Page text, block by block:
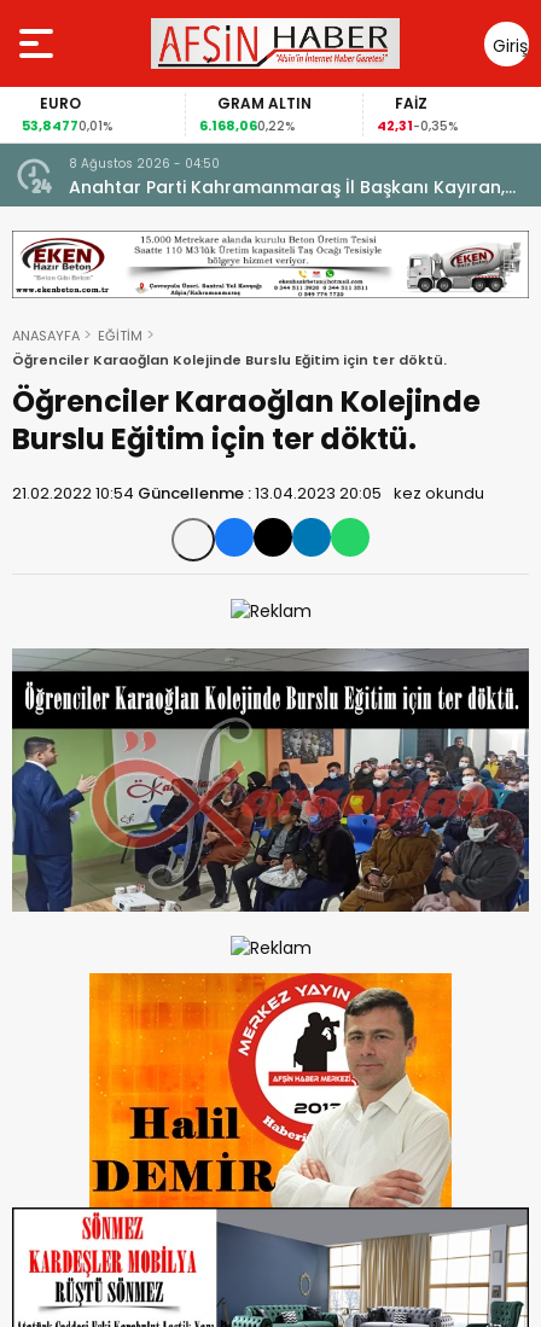
Giriş
Yap
EURO
53,84770,01%
GRAM ALTIN
6.168,060,22%
FAİZ
42,31-0,35%
8 Ağustos 2026 - 04:50
Anahtar Parti Kahramanmaraş İl Başkanı Kayıran,
Afşin Teşkilatı ile buluştu.
ANASAYFA
EĞİTİM
Öğrenciler Karaoğlan Kolejinde Burslu Eğitim için ter döktü.
Öğrenciler Karaoğlan Kolejinde
Burslu Eğitim için ter döktü.
21.02.2022 10:54 Güncellenme :13.04.2023 20:05 kez okundu